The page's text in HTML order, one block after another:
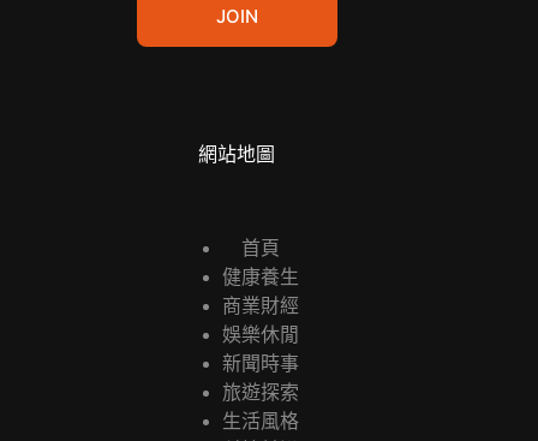
l
JOIN
網站地圖
首頁
健康養生
商業財經
娛樂休閒
新聞時事
旅遊探索
生活風格